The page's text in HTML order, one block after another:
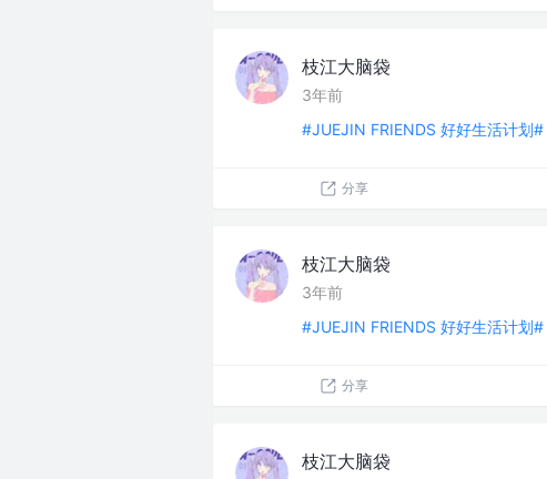
枝江大脑袋
3年前
#JUEJIN FRIENDS 好好生活计划#
分享
枝江大脑袋
3年前
#JUEJIN FRIENDS 好好生活计划#
分享
枝江大脑袋